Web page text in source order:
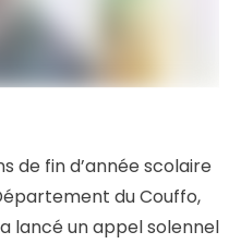
de fin d’année scolaire
du Couffo,
lancé un appel solennel